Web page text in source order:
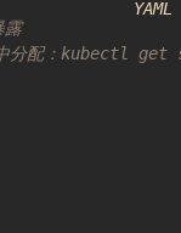
露
中分配：kubectl
YAML